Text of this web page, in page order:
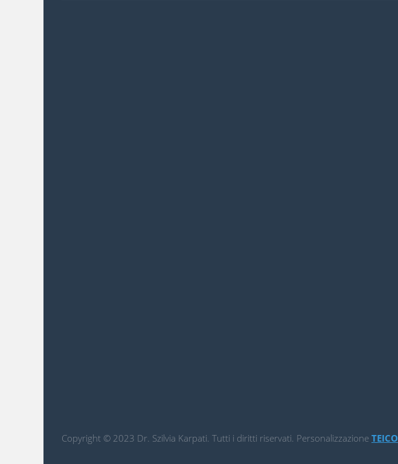
Copyright © 2023 Dr. Szilvia Karpati. Tutti i diritti riservati. Personalizzazione TEICO